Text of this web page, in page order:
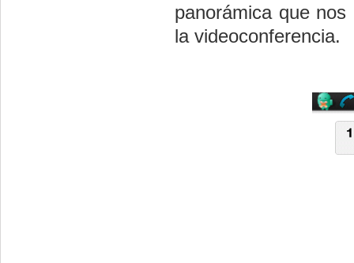
panorámica que
la videoconferencia.